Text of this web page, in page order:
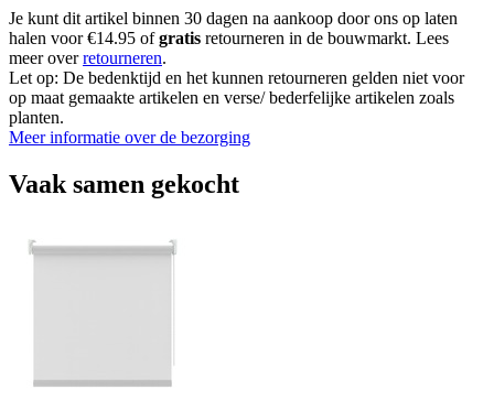
Je kunt dit artikel binnen 30 dagen na aankoop door ons op laten
halen voor €14.95 ofgratis retourneren in de bouwmarkt. Lees
meer overretourneren.
Let op: De bedenktijd en het kunnen retourneren gelden niet voor
op maat gemaakte artikelen en verse/ bederfelijke artikelen zoals
planten.
Meer informatie over de bezorging
Vaak samen gekocht